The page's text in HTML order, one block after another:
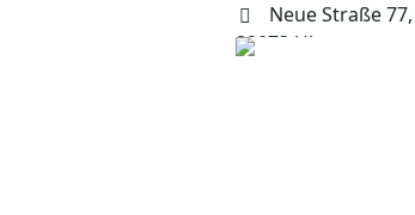
Neue Straße 77,
89073 Ulm